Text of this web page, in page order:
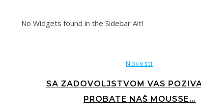
No Widgets found in the Sidebar Alt!
Novosti
SA ZADOVOLJSTVOM VAS
PROBATE NAŠ MOUSSE…